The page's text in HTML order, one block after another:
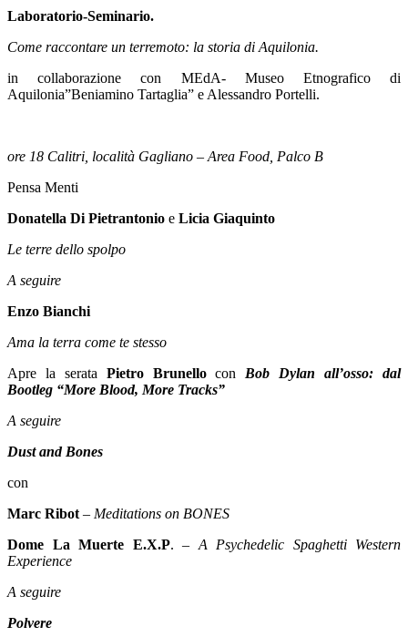
Laboratorio-Seminario.
Come raccontare un terremoto: la storia di Aquilonia.
in collaborazione con MEdA- Museo Etnografico di
Aquilonia”Beniamino Tartaglia” e Alessandro Portelli.
ore 18 Calitri, località Gagliano – Area Food, Palco B
Pensa Menti
Donatella Di Pietrantonio e Licia Giaquinto
Le terre dello spolpo
A seguire
Enzo Bianchi
Ama la terra come te stesso
Apre la serata Pietro Brunellocon Bob Dylan all’osso: dal
Bootleg “More Blood, More Tracks”
A seguire
Dust and Bones
con
Marc Ribot – Meditations on BONES
Dome La Muerte E.X.P. – A Psychedelic Spaghetti Western
Experience
A seguire
Polvere